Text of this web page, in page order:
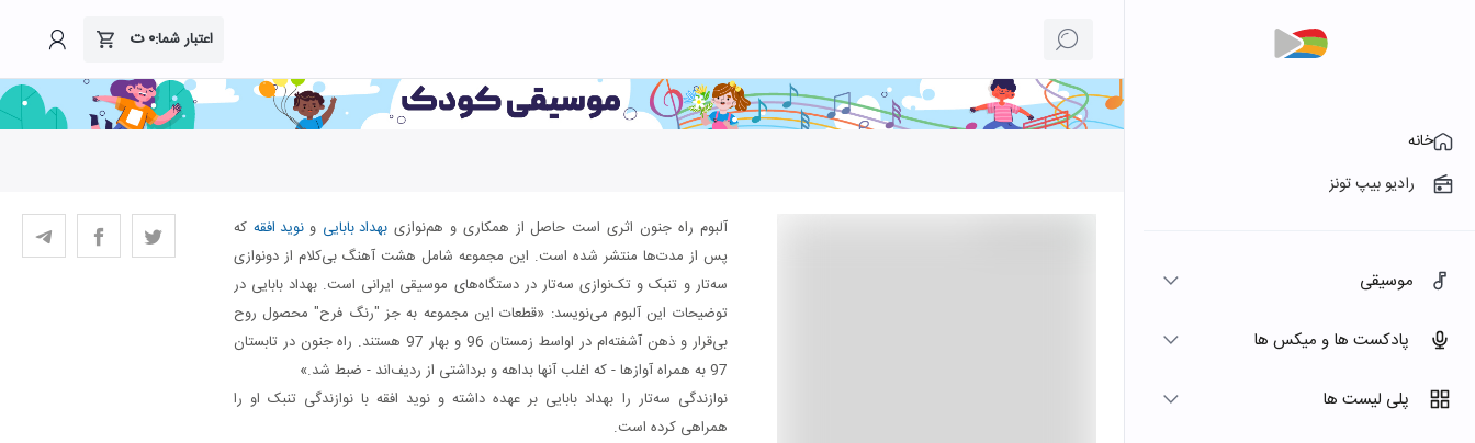
اعتبار شما:۰ت
خانه
رادیو بیپ تونز
موسیقی
پادکست ها و میکس ها
پلی لیست ها
آلبوم راه جنون اثری است حاصل از همکاری و هم‌نوازی بهداد بابایی ونوید افقه که
پس از مدت‌ها منتشر شده است. این مجموعه شامل هشت آهنگ بی‌کلام از دونوازی
سه‌تار و تنبک و تک‌نوازی سه‌تار در دستگاه‌های موسیقی ایرانی است. بهداد بابایی در
توضیحات این آلبوم می‌نویسد: «قطعات این مجموعه به جز "رنگ فرح" محصول روح
بی‌قرار و ذهن آشفته‌ام در اواسط زمستان 96 و بهار 97 هستند. راه جنون در تابستان
97 به همراه آوازها - که اغلب آنها بداهه و برداشتی از ردیف‌اند - ضبط شد.»
نوازندگی سه‌تار را بهداد بابایی بر عهده داشته و نوید افقه با نوازندگی تنبک او را
همراهی کرده است.